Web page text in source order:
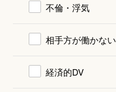
不倫・浮気
相手方が働かない
経済的DV